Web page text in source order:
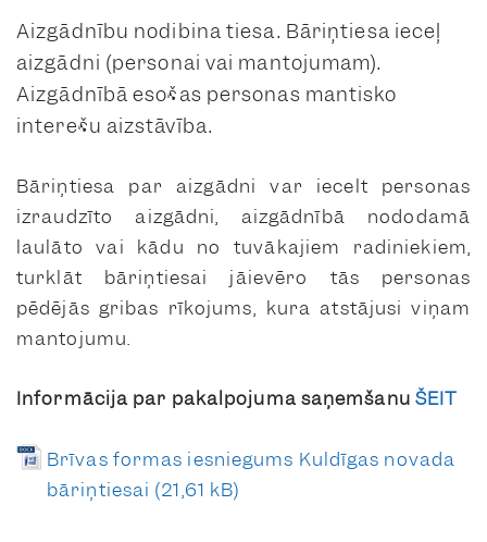
Aizgādnību nodibina tiesa. Bāriņtiesa ieceļ
aizgādni (personai vai mantojumam).
Aizgādnībā esošas personas mantisko
interešu aizstāvība.
Bāriņtiesa par aizgādni var iecelt personas
izraudzīto aizgādni, aizgādnībā nododamā
laulāto vai kādu no tuvākajiem radiniekiem,
turklāt bāriņtiesai jāievēro tās personas
pēdējās gribas rīkojums, kura atstājusi viņam
mantojumu.
Informācija par pakalpojuma saņemšanu ŠEIT
Brīvas formas iesniegums Kuldīgas novada
bāriņtiesai